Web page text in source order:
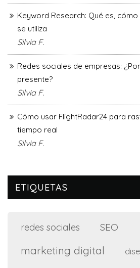
Keyword Research: Qué es,
se utiliza
Silvia F.
Redes sociales de empresas:
presente?
Silvia F.
Cómo usar FlightRadar24 para
tiempo real
Silvia F.
ETIQUETAS
redes sociales SEO
marketing digital